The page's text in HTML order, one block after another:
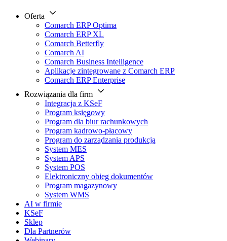
Oferta
Comarch ERP Optima
Comarch ERP XL
Comarch Betterfly
Comarch AI
Comarch Business Intelligence
Aplikacje zintegrowane z Comarch ERP
Comarch ERP Enterprise
Rozwiązania dla firm
Integracja z KSeF
Program księgowy
Program dla biur rachunkowych
Program kadrowo-płacowy
Program do zarządzania produkcją
System MES
System APS
System POS
Elektroniczny obieg dokumentów
Program magazynowy
System WMS
AI w firmie
KSeF
Sklep
Dla Partnerów